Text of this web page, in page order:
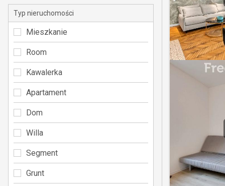
Typ nieruchomości
Mieszkanie
Room
Kawalerka
Apartament
Dom
Willa
Segment
Grunt